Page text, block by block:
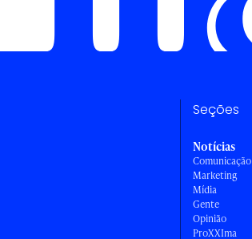
Seções
Notícias
Comunicação
Marketing
Mídia
Gente
Opinião
ProXXIma